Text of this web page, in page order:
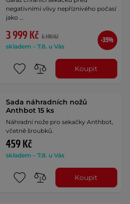
negativními vlivy nepříznivého počasí
jako …
3 999 Kč 6 190 Kč
skladem – 7.8. u Vás
-35%
Koupit
Sada náhradních nožů
Anthbot 15 ks
Náhradní nože pro sekačky Anthbot,
včetně šroubků.
459 Kč
skladem – 7.8. u Vás
Koupit